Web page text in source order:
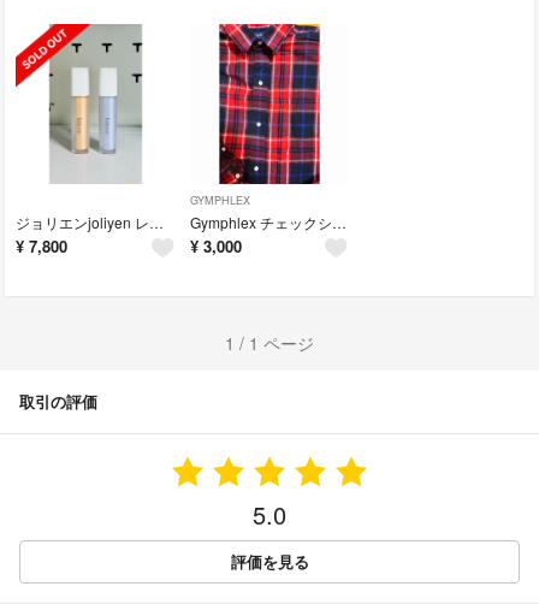
ジョリエンjoliyen レベルアップベースオレンジ、ブルー
¥ 7,800
GYMPHLEX
Gymphlex チェックシャツワンピース
¥ 3,000
1 / 1 ページ
取引の評価
5.0
評価を見る